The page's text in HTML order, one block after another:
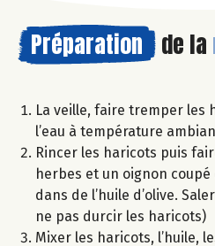
Préparation de la
La veille, faire tremper les
l’eau à température
Rincer les haricots puis
herbes et un oignon
dans de l’huile d’olive.
ne pas durcir les haricots)
Mixer les haricots, l’huile,